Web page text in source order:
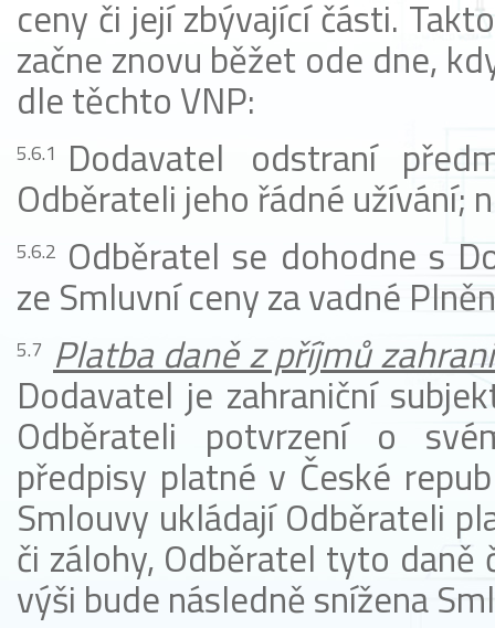
ceny či její zbývající části.
začne znovu běžet ode dne,
dle těchto VNP:
Dodavatel odstraní
Odběrateli jeho řádné užívání;
Odběratel se dohodne s
ze Smluvní ceny za vadné
Platbadaně z příjmů
Dodavatel je zahraniční
Odběrateli potvrzení o
předpisy platné v České
Smlouvy ukládají Odběrateli
či zálohy, Odběratel tyto daně
výši bude následně snížena